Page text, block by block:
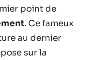
point de
. Ce fameux
au dernier
sur la